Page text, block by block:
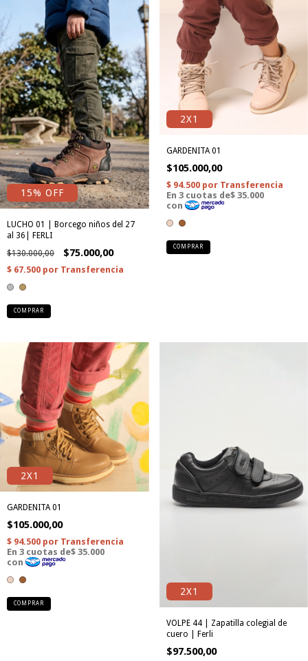
15% OFF
LUCHO 01 | Borcego niños del 27
al 36| FERLI
$130.000,00
$75.000,00
COMPRAR
2X1
GARDENITA 01
$105.000,00
COMPRAR
2X1
GARDENITA 01
$105.000,00
COMPRAR
2X1
VOLPE 44 | Zapatilla colegial de
cuero | Ferli
$97.500,00